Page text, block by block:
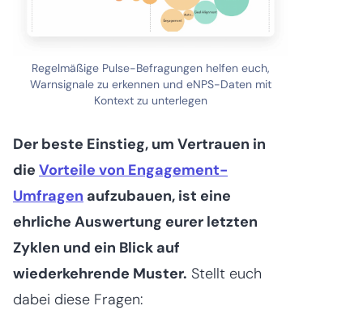
Regelmäßige Pulse-Befragungen helfen euch,
Warnsignale zu erkennen und eNPS-Daten mit
Kontext zu unterlegen
Der beste Einstieg, um Vertrauen in
die Vorteile von Engagement-
Umfragen aufzubauen, ist eine
ehrliche Auswertung eurer letzten
Zyklen und ein Blick auf
wiederkehrende Muster. Stellt euch
dabei diese Fragen: